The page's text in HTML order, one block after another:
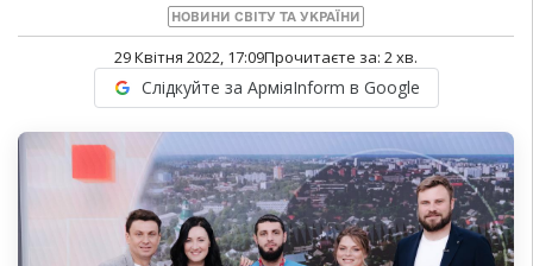
НОВИНИ СВІТУ ТА УКРАЇНИ
29 Квітня 2022, 17:09Прочитаєте за: 2хв.
Слідкуйте за АрміяInform в Google